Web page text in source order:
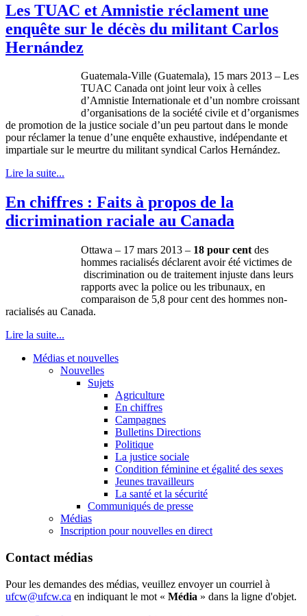
Les TUAC et Amnistie réclament une
enquête sur le décès du militant Carlos
Hernández
Guatemala-Ville (Guatemala), 15 mars 2013 – Les
TUAC Canada ont joint leur voix à celles
d’Amnistie Internationale et d’un nombre croissant
d’organisations de la société civile et d’organismes
de promotion de la justice sociale d’un peu partout dans le monde
pour réclamer la tenue d’une enquête exhaustive, indépendante et
impartiale sur le meurtre du militant syndical Carlos Hernández.
Lire la suite...
En chiffres : Faits à propos de la
dicrimination raciale au Canada
Ottawa – 17 mars 2013 – 18 pour cent des
hommes racialisés déclarent avoir été victimes de
discrimination ou de traitement injuste dans leurs
rapports avec la police ou les tribunaux, en
comparaison de 5,8 pour cent des hommes non-
racialisés au Canada.
Lire la suite...
Médias et nouvelles
Nouvelles
Sujets
Agriculture
En chiffres
Campagnes
Bulletins Directions
Politique
La justice sociale
Condition féminine et égalité des sexes
Jeunes travailleurs
La santé et la sécurité
Communiqués de presse
Médias
Inscription pour nouvelles en direct
Contact médias
Pour les demandes des médias, veuillez envoyer un courriel à
ufcw@ufcw.ca en indiquant le mot « Média » dans la ligne d'objet.